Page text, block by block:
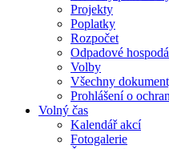
Projekty
Poplatky
Rozpočet
Odpadové
Volby
Všechny
Prohlášení o
Volný čas
Kalendář akcí
Fotogalerie